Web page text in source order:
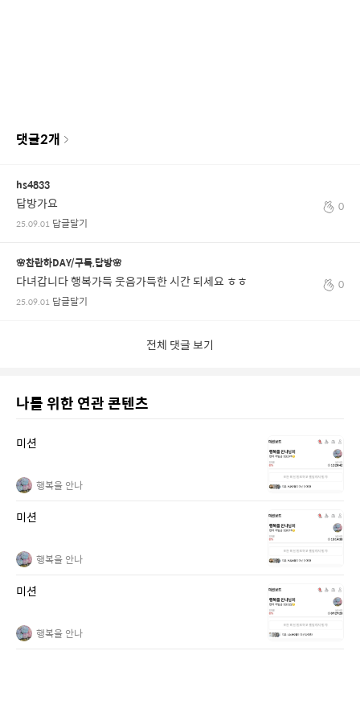
댓글2개
hs4833
답방가요
25.09.01 답글달기
0
🌸찬란하DAY/구독,답방🌸
다녀갑니다 행복가득 웃음가득한 시간 되세요 ㅎㅎ
25.09.01 답글달기
0
전체 댓글 보기
나를 위한 연관 콘텐츠
미션
행복을 안나
미션
행복을 안나
미션
행복을 안나